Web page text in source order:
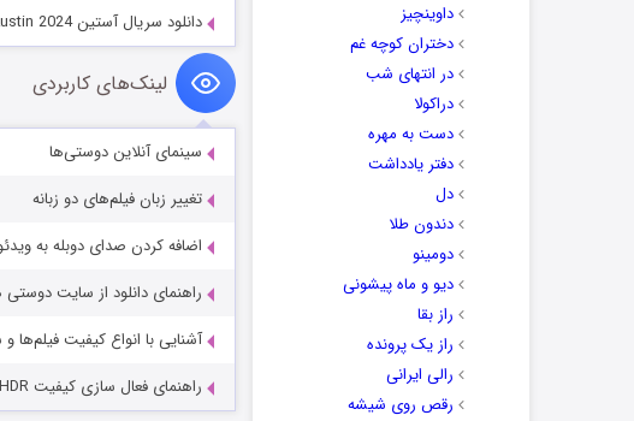
داوینچیز
دختران کوچه غم
در انتهای شب
دراکولا
دست به مهره
دفتر یادداشت
دل
دندون طلا
دومینو
دیو و ماه پیشونی
راز بقا
راز یک پرونده
رالی ایرانی
رقص روی شیشه
دانلود سریال آستین Austin 2024
لینک‌های کاربردی
سینمای آنلاین دوستی‌ها
تغییر زبان فیلم‌های دو زبانه
اضافه کردن صدای دوبله به
راهنمای دانلود از سایت دوستی
آشنایی با انواع کیفیت فیلم‌ها
راهنمای فعال سازی کیفیت HDR در PotPlayer